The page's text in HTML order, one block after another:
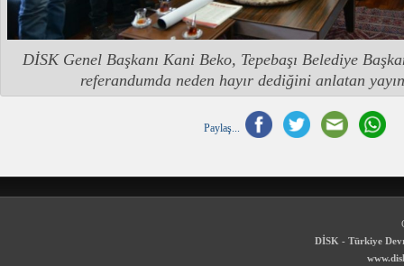
DİSK Genel Başkanı Kani Beko, Tepebaşı Belediye
referandumda neden hayır dediğini anlatan
Paylaş...
DİSK - Türkiye